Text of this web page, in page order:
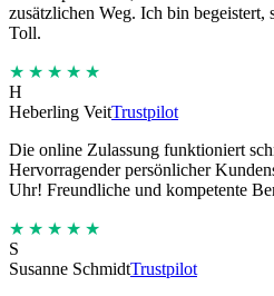
zusätzlichen Weg. Ich bin begeistert,
Toll.
★★★★★
H
Heberling VeitTrustpilot
Die online Zulassung funktioniert
Hervorragender persönlicher
Uhr! Freundliche und kompetente
★★★★★
S
Susanne SchmidtTrustpilot